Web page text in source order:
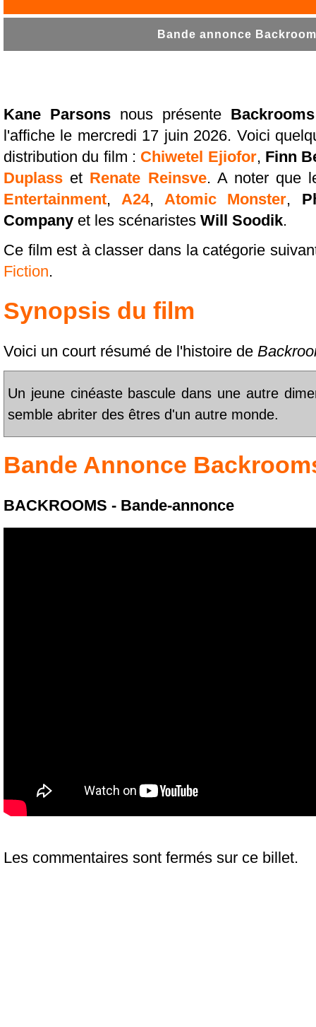
Bande annonce
Kane Parsons nous présente Backrooms
l'affiche le mercredi 17 juin 2026. Voici
distribution du film : Chiwetel Ejiofor, Finn
Duplass et Renate Reinsve. A noter que
Entertainment,A24,Atomic Monster,
Company et les scénaristes Will Soodik.
Ce film est à classer dans la catégorie
Fiction.
Synopsis du film
Voici un court résumé de l'histoire de
Un jeune cinéaste bascule dans une autre
semble abriter des êtres d'un autre monde.
Bande Annonce
BACKROOMS - Bande-annonce
Les commentaires sont fermés sur ce billet.